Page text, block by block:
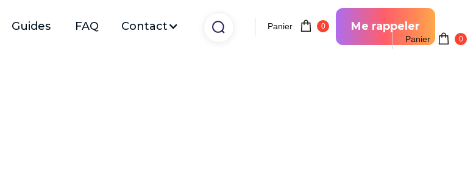
Guides FAQ Contact Me rappeler
Panier 0
Panier 0